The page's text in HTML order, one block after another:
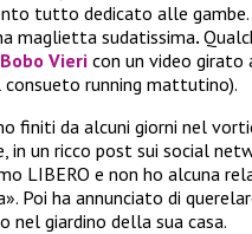
tutto dedicato alle
maglietta sudatissima.
Bobo Vieri con un video girato
consueto running mattutino).
finiti da alcuni giorni nel
in un ricco post sui social
LIBERO e non ho alcuna
Poi ha annunciato di
nel giardino della sua casa.